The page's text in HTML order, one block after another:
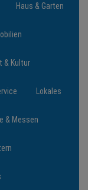
Haus & Garten
& Kultur
Lokales
& Messen